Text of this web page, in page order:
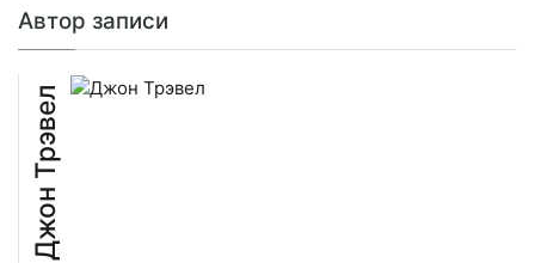
Автор записи
Джон Трэвел